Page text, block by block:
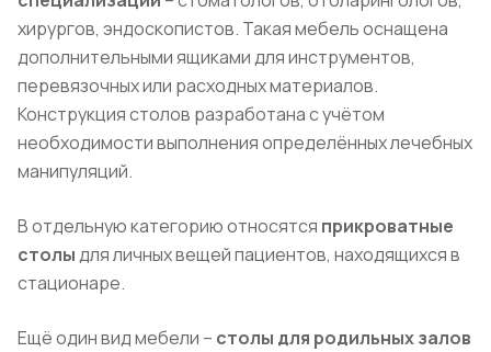
хирургов, эндоскопистов. Такая мебель оснащена
дополнительными ящиками для инструментов,
перевязочных или расходных материалов.
Конструкция столов разработана с учётом
необходимости выполнения определённых лечебных
манипуляций.
В отдельную категорию относятся прикроватные
столыдля личных вещей пациентов, находящихся в
стационаре.
Ещё один вид мебели – столы для родильных залов